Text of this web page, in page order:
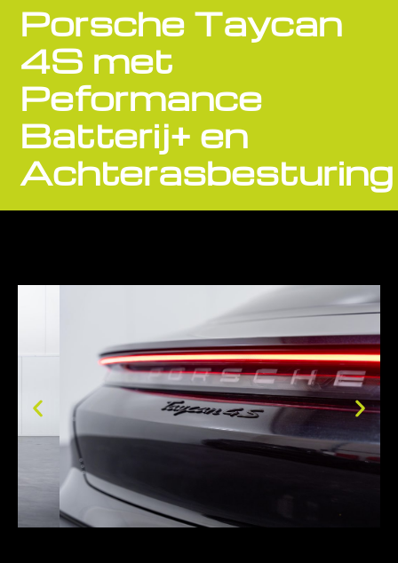
Porsche Taycan
4S met
Peformance
Batterij+ en
Achterasbesturing